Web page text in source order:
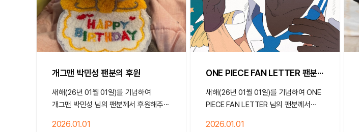
개그맨 박민성 팬분의 후원
새해(26년 01월 01일)를 기념하여
개그맨 박민성 님의 팬분께서 후원해주···
2026.01.01
ONE PIECE FAN LETTER 팬분···
새해(26년 01월 01일)를 기념하여 ONE
PIECE FAN LETTER 님의 팬분께서···
2026.01.01